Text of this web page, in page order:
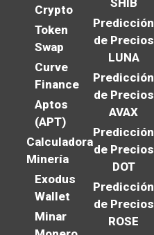
Crypto
Token
Swap
Curve
Finance
Aptos
(APT)
Calculadora
Minería
Exodus
Wallet
Minar
SHIB
Predicción
de Precios
LUNA
Predicción
de Precios
AVAX
Predicción
de Precios
DOT
Predicción
de Precios
ROSE